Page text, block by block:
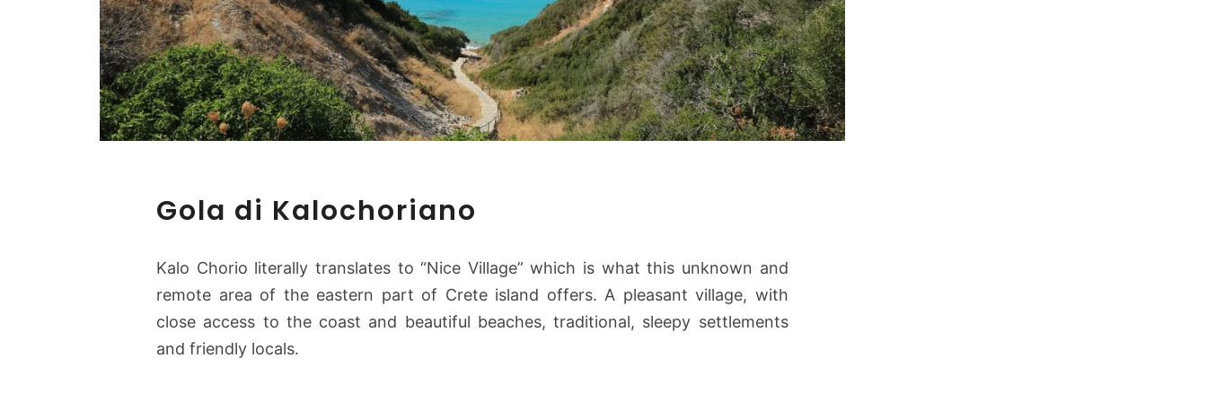
o
a
d
i
K
Gola di Kalochoriano
Kalo Chorio literally translates to “Nice Village” which is what this unknown and
remote area of the eastern part of Crete island offers. A pleasant village, with
close access to the coast and beautiful beaches, traditional, sleepy settlements
and friendly locals.